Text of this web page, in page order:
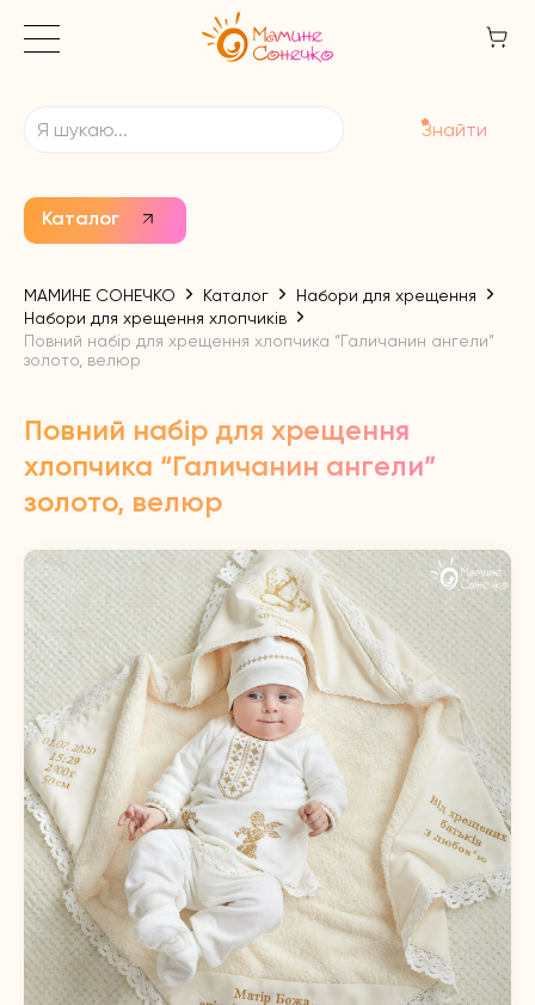
Каталог
Знайти
МАМИНЕ СОНЕЧКО Каталог
Набори для хрещення
Набори для хрещення хлопчиків
Повний набір для хрещення хлопчика “Галичанин ангели”
золото, велюр
Повний набір для хрещення
хлопчика “Галичанин ангели”
золото, велюр